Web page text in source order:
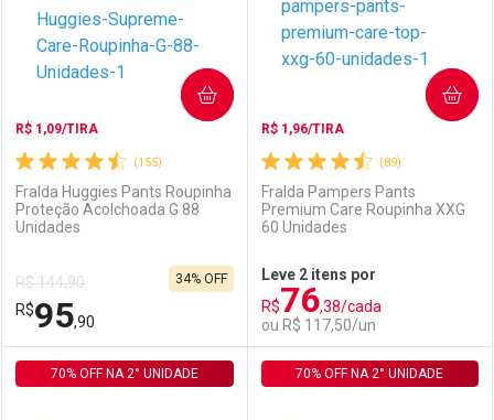
Comprar sem Desconto
Por R$ 155,99/cada
Comprar sem Desconto
Por R$ 155,99/cada
Comprar sem Desconto
Por R$ 106,61/cada
Comprar sem Desconto
Por R$ 106,61/cada
(155)
R$ 1,09/TIRA
Fralda Huggies Pants Roupinha
Proteção Acolchoada G 88
Unidades
R$ 144,90
R$95,90
34% OFF
COMPRAR
FECHAR
FECHAR
(89)
R$ 1,96/TIRA
Fralda Pampers Pants
Premium Care Roupinha XXG
60 Unidades
Leve 2 itens por
R$76,38/cada
ou R$ 117,50/un
COMPRAR
70% OFF NA 2° UNIDADE 70% OFF NA 2° UNIDADE